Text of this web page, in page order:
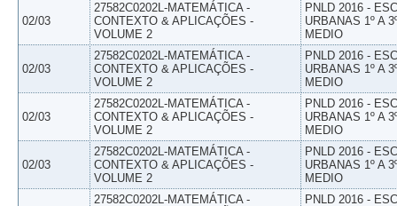
02/03
27582C0202L-MATEMÁTICA -
CONTEXTO & APLICAÇÕES -
VOLUME 2
PNLD 2016 -
URBANAS 1º A
MEDIO
02/03
27582C0202L-MATEMÁTICA -
CONTEXTO & APLICAÇÕES -
VOLUME 2
PNLD 2016 -
URBANAS 1º A
MEDIO
02/03
27582C0202L-MATEMÁTICA -
CONTEXTO & APLICAÇÕES -
VOLUME 2
PNLD 2016 -
URBANAS 1º A
MEDIO
02/03
27582C0202L-MATEMÁTICA -
CONTEXTO & APLICAÇÕES -
VOLUME 2
PNLD 2016 -
URBANAS 1º A
MEDIO
27582C0202L-MATEMÁTICA -
PNLD 2016 -